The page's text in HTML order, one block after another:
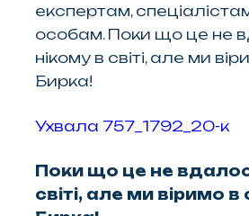
експертам,
особам. Поки що це не
нікому в світі, але ми
Бирка!
Ухвала 757_1792_20-к
Поки що це не
світі, але ми віримо в